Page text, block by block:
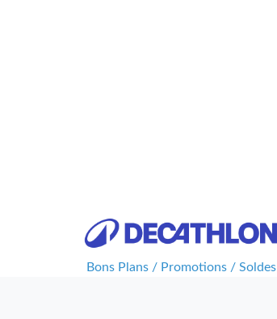
Bons Plans / Promotions / Soldes